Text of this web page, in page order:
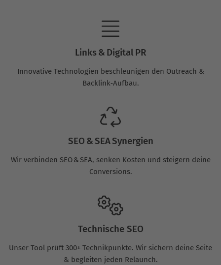
Links & Digital PR
Innovative Technologien beschleunigen den Outreach &
Backlink‑Aufbau.
SEO & SEA Synergien
Wir verbinden SEO & SEA, senken Kosten und steigern deine
Conversions.
Technische SEO
Unser Tool prüft 300+ Technikpunkte. Wir sichern deine Seite
& begleiten jeden Relaunch.